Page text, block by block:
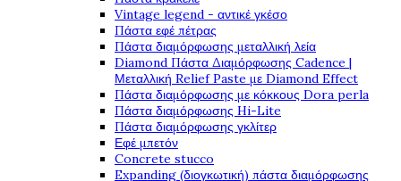
Vintage legend - αντικέ γκέσο
Πάστα εφέ πέτρας
Πάστα διαμόρφωσης μεταλλική λεία
Diamond Πάστα Διαμόρφωσης Cadence |
Μεταλλική Relief Paste με Diamond Effect
Πάστα διαμόρφωσης με κόκκους Dora perla
Πάστα διαμόρφωσης Hi-Lite
Πάστα διαμόρφωσης γκλίτερ
Εφέ μπετόν
Concrete stucco
Expanding (διογκωτική) πάστα διαμόρφωσης